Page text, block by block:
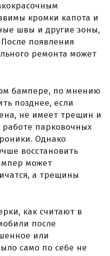
кромки капота и
швы и другие зоны,
появления
ремонта может
бампере, по мнению
позднее, если
не имеет трещин и
парковочных
Однако
восстановить
может
а трещины
как считают в
после
или
само по себе не